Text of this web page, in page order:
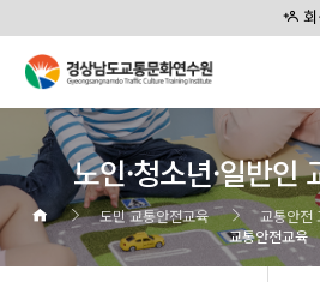
노인·청소년·일반인
도민 교통안전교육 교통안전
교통안전교육